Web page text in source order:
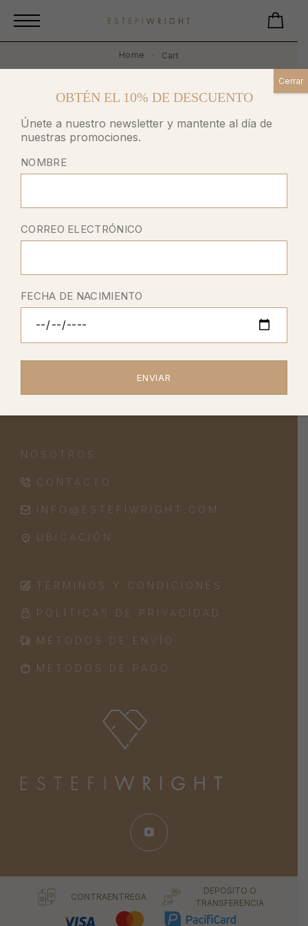
Home Cart
CART
NOSOTROS
CONTACTO
INFO@ESTEFIWRIGHT.COM
UBICACIÓN
TÉRMINOS Y CONDICIONES
POLÍTICAS DE PRIVACIDAD
MÉTODOS DE ENVÍO
MÉTODOS DE PAGO
CONTRAENTREGA
DEPOSITO O
TRANSFERENCIA
OBTÉN EL 10% DE DESCUENTO
Únete a nuestro newsletter y mantente al día de
nuestras promociones.
NOMBRE
CORREO ELECTRÓNICO
FECHA DE NACIMIENTO
Cerrar